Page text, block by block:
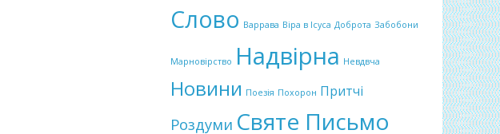
Слово Варрава Віра в Ісуса Доброта Забобони
Марновірство Надвірна Невдвча
Новини Поезія Похорон Притчі
Роздуми Святе Письмо